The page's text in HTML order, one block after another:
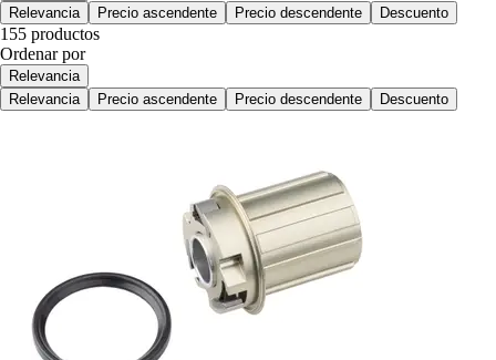
Relevancia
Precio ascendente Precio descendente Descuento
155 productos
Ordenar por
Relevancia
Relevancia
Precio ascendente Precio descendente Descuento